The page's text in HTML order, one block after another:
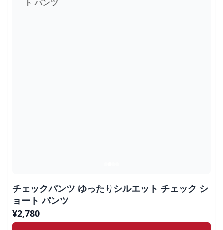
チェックパンツ ゆったりシルエット チェック シ
ョート パンツ
¥2,780